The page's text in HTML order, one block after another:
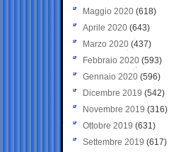
Maggio 2020 (618)
Aprile 2020 (643)
Marzo 2020 (437)
Febbraio 2020 (593)
Gennaio 2020 (596)
Dicembre 2019 (542)
Novembre 2019 (316)
Ottobre 2019 (631)
Settembre 2019 (617)